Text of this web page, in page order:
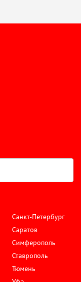
Санкт-Петербург
Саратов
Симферополь
Ставрополь
Тюмень